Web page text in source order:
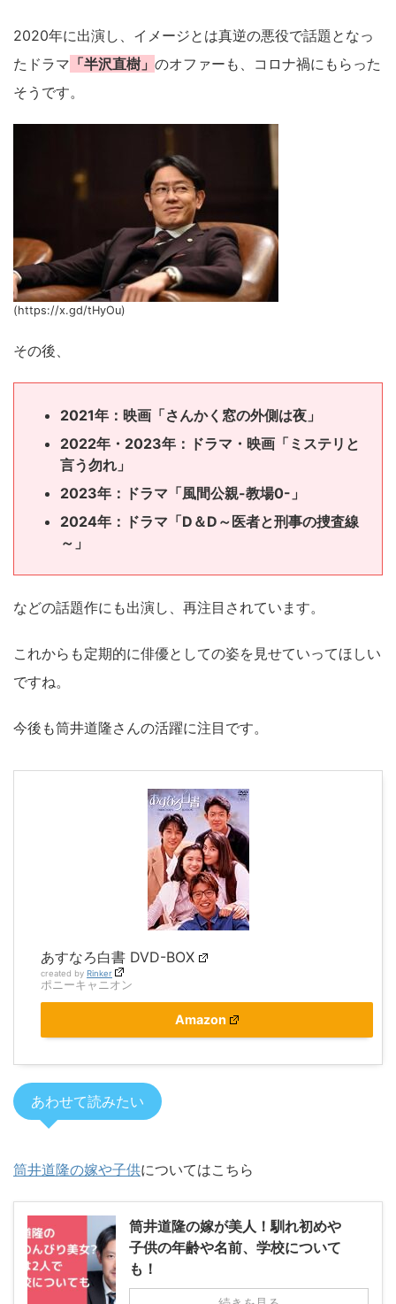
2020年に出演し、イメージとは真逆の悪役で話題となっ
たドラマ 「半沢直樹」 のオファーも、コロナ禍にもらった
そうです。
(https://x.gd/tHyOu)
その後、
2021年：映画「さんかく窓の外側は夜」
2022年・2023年：ドラマ・映画「ミステリと
言う勿れ」
2023年：ドラマ「風間公親-教場0-」
2024年：ドラマ「D＆D～医者と刑事の捜査線
～」
などの話題作にも出演し、再注目されています。
これからも定期的に俳優としての姿を見せていってほしい
ですね。
今後も筒井道隆さんの活躍に注目です。
あすなろ白書 DVD-BOX
created by Rinker
ポニーキャニオン
Amazon
あわせて読みたい
筒井道隆の嫁や子供についてはこちら
筒井道隆の嫁が美人！馴れ初めや
子供の年齢や名前、学校について
も！